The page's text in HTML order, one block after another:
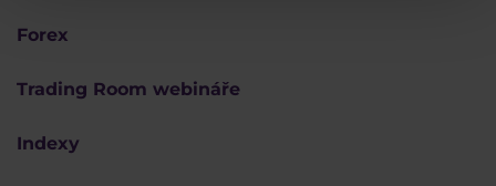
Forex
Trading Room webináře
Indexy